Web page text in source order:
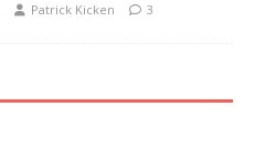
Patrick Kicken 3